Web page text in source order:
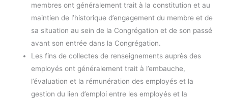
membres ont généralement trait à la constitution et au
maintien de l’historique d’engagement du membre et de
sa situation au sein de la Congrégation et de son passé
avant son entrée dans la Congrégation.
Les fins de collectes de renseignements auprès des
employés ont généralement trait à l’embauche,
l’évaluation et la rémunération des employés et la
gestion du lien d’emploi entre les employés et la